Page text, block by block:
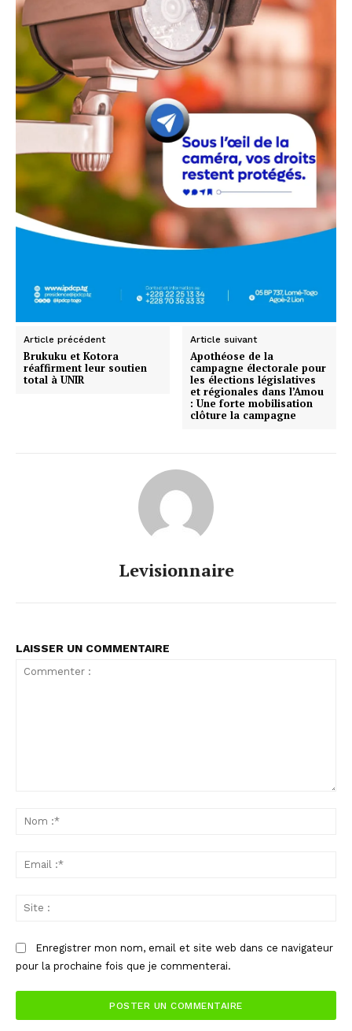
Article précédent
Brukuku et Kotora
réaffirment leur soutien
total à UNIR
Article suivant
Apothéose de la
campagne électorale pour
les élections législatives
et régionales dans l’Amou
: Une forte mobilisation
clôture la campagne
Levisionnaire
LAISSER UN COMMENTAIRE
Enregistrer mon nom, email et site web dans ce navigateur
pour la prochaine fois que je commenterai.